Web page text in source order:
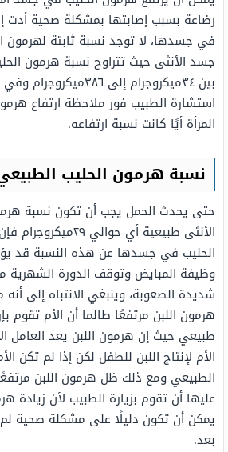
رضاعة بسبب إصابتها بمشكلة صحية أدت
في جسدها، لا توجد نسبة ثابتة لهرمون
جسد الأنثى حيث تتراوح نسبة هرمون
بين ٣٤ميكروجرام إلى
استشارة الطبيب فور ملاحظة ارتفاع
المرأة أيًا كانت نسبة ارتفاعه.
نسبة هرمون الحليب
حتى يحدث الحمل يجب أن تكون نسبة
الأنثى طبيعية أي
الحليب في جسدها عن هذه النسبة قد
وظيفة المبايض وتوقف الدورة الشهرية
شديدة الصعوبة، وينبغي الانتباه إلى
هرمون اللبن مرتفعًا طالما أن الأم تقوم
طبيعي حيث إن هرمون اللبن يعد العامل
الأم لإنتاج اللبن للطفل لكن إذا لم تكن
الطبيعي ومع ذلك ظل هرمون اللبن
عليها أن تقوم بزيارة الطبيب لأن زيادة
يمكن أن تكون دليلًا على مشكلة صحية
بعد.